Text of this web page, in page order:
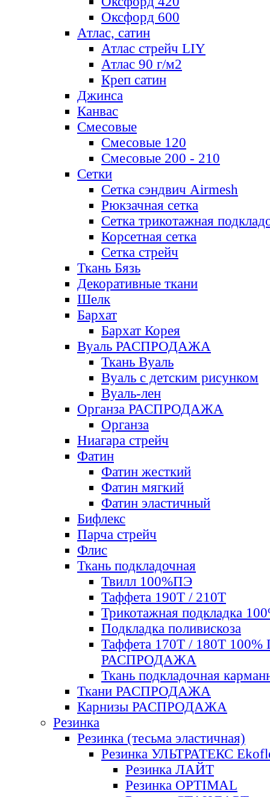
Оксфорд 600
Атлас, сатин
Атлас стрейч LIY
Атлас 90 г/м2
Креп сатин
Джинса
Канвас
Смесовые
Смесовые 120
Смесовые 200 - 210
Сетки
Сетка сэндвич Airmesh
Рюкзачная сетка
Сетка трикотажная
Корсетная сетка
Сетка стрейч
Ткань Бязь
Декоративные ткани
Шелк
Бархат
Бархат Корея
Вуаль РАСПРОДАЖА
Ткань Вуаль
Вуаль с детским рисунком
Вуаль-лен
Органза РАСПРОДАЖА
Органза
Ниагара стрейч
Фатин
Фатин жесткий
Фатин мягкий
Фатин элаcтичный
Бифлекс
Парча стрейч
Флис
Ткань подкладочная
Твилл 100%ПЭ
Таффета 190Т / 210Т
Трикотажная подкладка
Подкладка поливискоза
Таффета 170Т / 180Т 100%
РАСПРОДАЖА
Ткань подкладочная
Ткани РАСПРОДАЖА
Карнизы РАСПРОДАЖА
Резинка
Резинка (тесьма эластичная)
Резинка УЛЬТРАТЕКС
Резинка ЛАЙТ
Резинка OPTIMAL